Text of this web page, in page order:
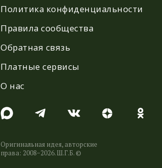
Политика конфиденциальности
Правила сообщества
Обратная связь
Платные сервисы
О нас
Оригинальная идея, авторские
права: 2008−2026. Ш.Г.Б. ©